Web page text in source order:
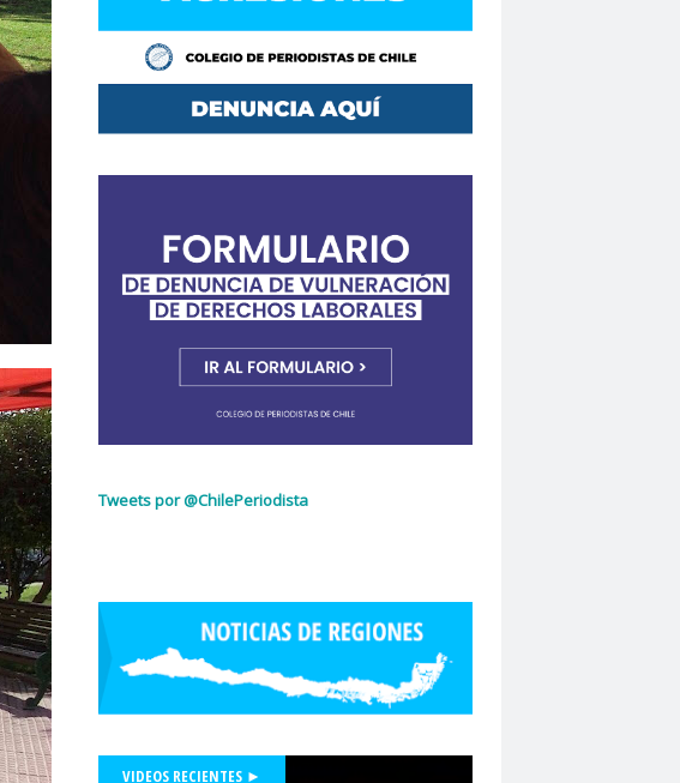
Cultura Curso de formación
Curso en Línea
Danilo Ahumada. DaniloAhumada
Davis Pastén
defensores de DDHH
Delia Vergara
derechoalacomunicacion
derechos
despidos Destacado
DÍA DE LA MUJER
hacia las Mujeres
Dia Internacional de la Mujer
y Radio Universidad de Chile
dignidad
Domingo Olivares
donacion de sangre
El Mercurio de Calama
El Periodista
2021
elecciones 2022
Enrique Ramírez Capello
de Chile
Escuela de Periodismo
de Chile
Pliscoff ética ética periodística
Europarlamentarios
de la Universidad de Chile
Facultad de Medicina UC
Federación de Sindicatos de la Televisión Chilena
Federación Internacional de Trabajo Social
Felipe Berríos Felipe De la Parra Vial
Felipe de Ruyt
Tweets por @ChilePeriodista
VIDEOS RECIENTES ►